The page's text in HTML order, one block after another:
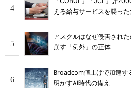
える給与サービスを襲った
アスクルはなぜ侵害され
崩す「例外」の正体
Broadcom値上げで加速
明かすAI時代の備え